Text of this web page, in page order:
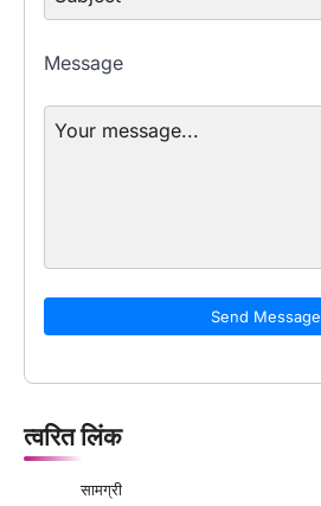
Message
Send Message
त्वरित लिंक
सामग्री